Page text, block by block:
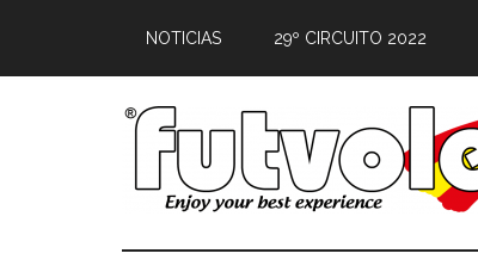
NOTICIAS 29º CIRCUITO 2022